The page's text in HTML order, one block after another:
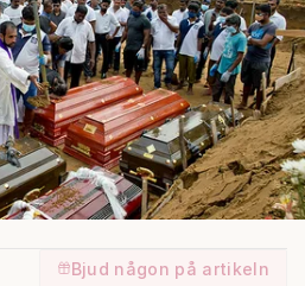
Bjud någon på artikeln